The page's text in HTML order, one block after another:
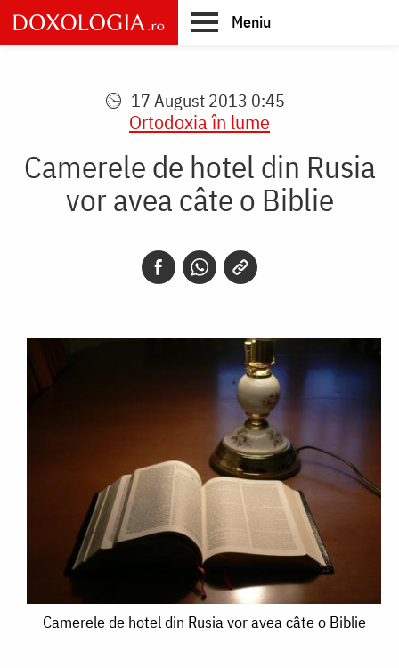
Skip
to
main
Meniu
17 August 2013 0:45
Ortodoxia în lume
Camerele de hotel din Rusia
vor avea câte o Biblie
Camerele
Camerele de hotel din Rusia vor avea câte o Biblie